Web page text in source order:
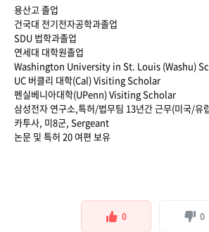
용산고 졸업
건국대 전기전자공학과졸업
SDU 법학과졸업
연세대 대학원졸업
Washington University in St. Louis (Washu)
UC 버클리 대학(Cal) Visiting Scholar
펜실베니아대학(UPenn) Visiting Scholar
삼성전자 연구소,특허/법무팀 13년간 근무(미국/
카투사, 미8군, Sergeant
논문 및 특허 20 여편 보유
0 0